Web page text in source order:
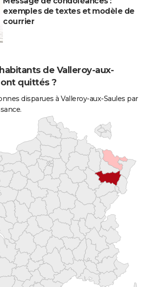
exemples de textes et modèle de
courrier
de Valleroy-aux-
quittés ?
disparues à Valleroy-aux-Saules par